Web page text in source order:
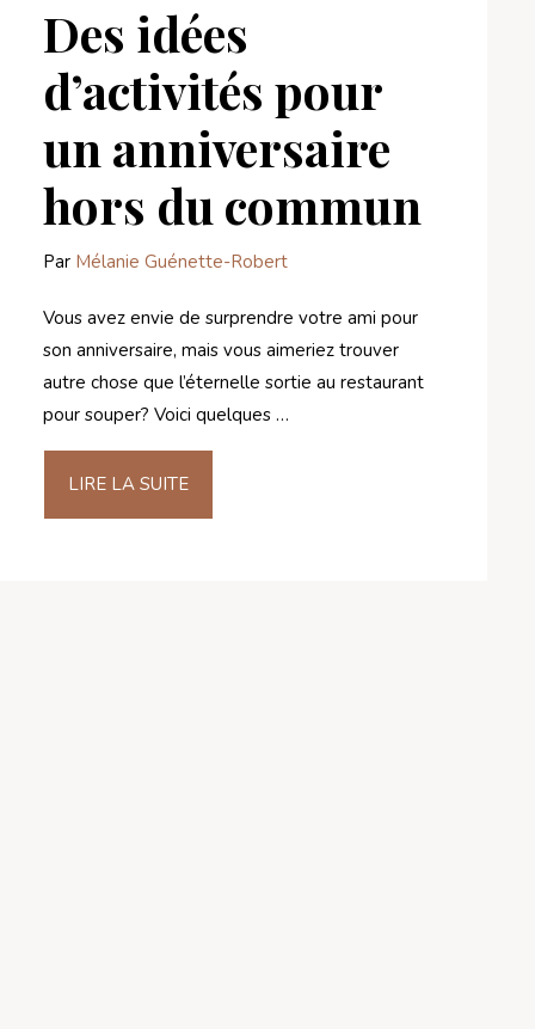
Des idées
d’activités pour
un anniversaire
hors du commun
Par Mélanie Guénette-Robert
Vous avez envie de surprendre votre ami pour
son anniversaire, mais vous aimeriez trouver
autre chose que l’éternelle sortie au restaurant
pour souper? Voici quelques …
LIRE LA SUITE